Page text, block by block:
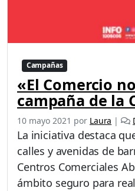
Campañas
«El Comercio
campaña de la
10 mayo 2021 por Laura |
La iniciativa destaca
calles y avenidas de
Centros Comerciales
ámbito seguro para